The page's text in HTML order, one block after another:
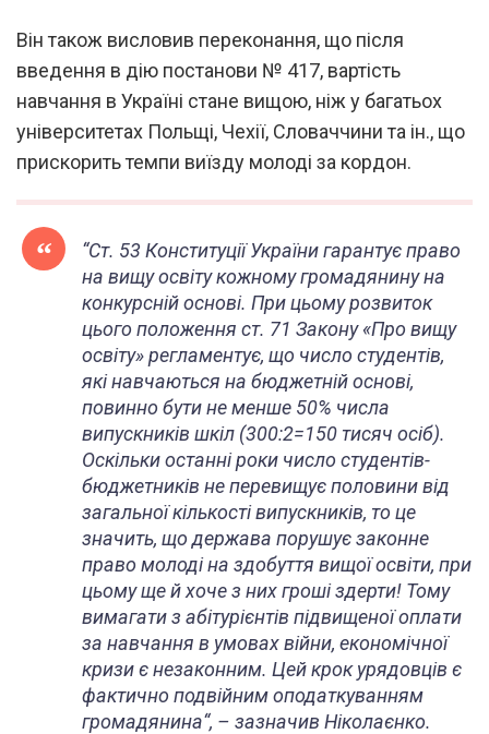
Він також висловив переконання, що після
введення в дію постанови № 417, вартість
навчання в Україні стане вищою, ніж у багатьох
університетах Польщі, Чехії, Словаччини та ін., що
прискорить темпи виїзду молоді за кордон.
“Ст. 53 Конституції України гарантує право
на вищу освіту кожному громадянину на
конкурсній основі. При цьому розвиток
цього положення ст. 71 Закону «Про вищу
освіту» регламентує, що число студентів,
які навчаються на бюджетній основі,
повинно бути не менше 50% числа
випускників шкіл (300:2=150 тисяч осіб).
Оскільки останні роки число студентів-
бюджетників не перевищує половини від
загальної кількості випускників, то це
значить, що держава порушує законне
право молоді на здобуття вищої освіти, при
цьому ще й хоче з них гроші здерти! Тому
вимагати з абітурієнтів підвищеної оплати
за навчання в умовах війни, економічної
кризи є незаконним. Цей крок урядовців є
фактично подвійним оподаткуванням
громадянина“, – зазначив Ніколаєнко.